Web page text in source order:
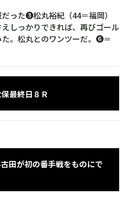
った❸松丸裕紀（44＝福岡）
しっかりできれば、再びゴール
。松丸とのワンツーだ。❻＝
最終日 ８Ｒ
田が初の番手戦をものにで